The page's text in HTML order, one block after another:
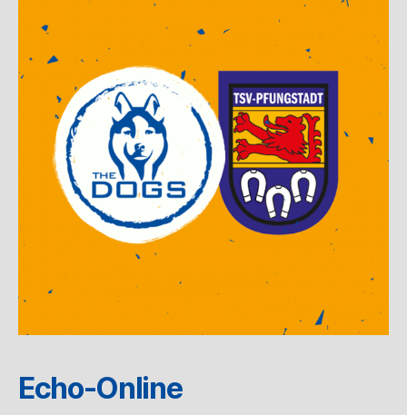
Echo-Online